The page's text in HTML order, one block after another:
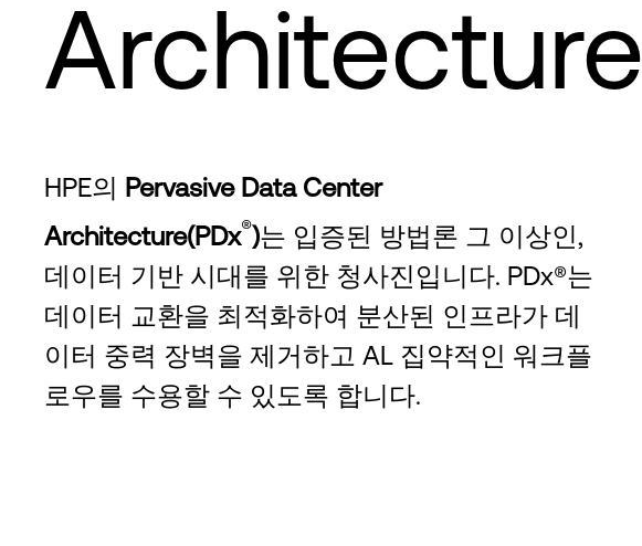
Architecture
HPE의 Pervasive Data Center
Architecture(PDx®)는 입증된 방법론 그 이상인,
데이터 기반 시대를 위한 청사진입니다. PDx®는
데이터 교환을 최적화하여 분산된 인프라가 데
이터 중력 장벽을 제거하고 AL 집약적인 워크플
로우를 수용할 수 있도록 합니다.